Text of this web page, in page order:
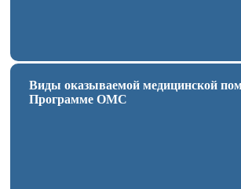
Виды оказываемой медицинской
Программе ОМС